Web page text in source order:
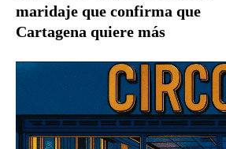
maridaje que confirma que
Cartagena quiere más